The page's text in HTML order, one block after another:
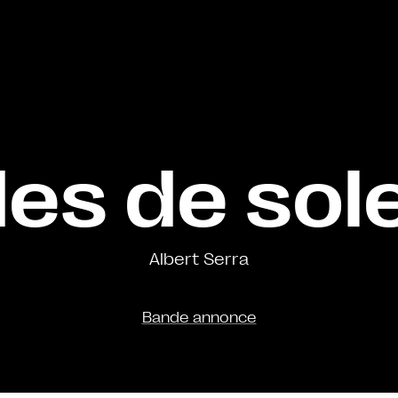
de
Albert Serra
Bande annonce